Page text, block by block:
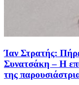
Ίαν Στρατής:
Συνατσάκη – Η
της